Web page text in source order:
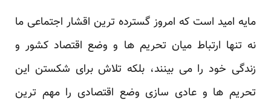
مایه امید است که امروز گسترده ترین اقشار اجتماعی ما
نه تنها ارتباط میان تحریم ها و وضع اقتصاد کشور و
زندگی خود را می بینند، بلکه تلاش برای شکستن این
تحریم ها و عادی سازی وضع اقتصادی را مهم ترین